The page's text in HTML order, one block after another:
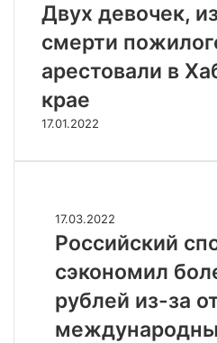
Двух девочек,
смерти
арестовали в
крае
17.01.2022
Р
о
с
и
й
с
17.03.2022
Российский
сэкономил
рублей из-за